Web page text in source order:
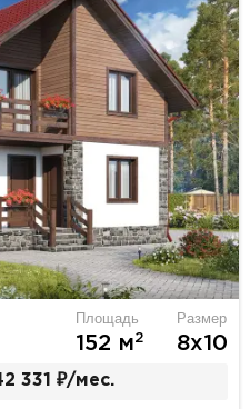
Площадь
152 м2
Размер
8х10
331 ₽/мес.